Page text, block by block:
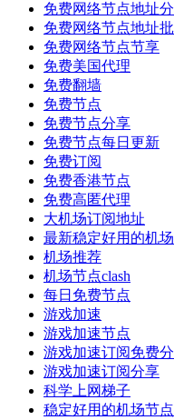
免费网络节点地址
免费网络节点地址
免费网络节点节享
免费美国代理
免费翻墙
免费节点
免费节点分享
免费节点每日更新
免费订阅
免费香港节点
免费高匿代理
大机场订阅地址
最新稳定好用的机
机场推荐
机场节点clash
每日免费节点
游戏加速
游戏加速节点
游戏加速订阅免费
游戏加速订阅分享
科学上网梯子
稳定好用的机场节点